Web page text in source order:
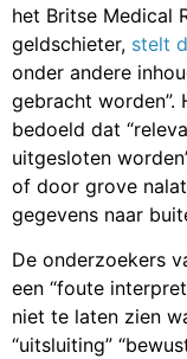
het Britse Medical
geldschieter, stelt
onder andere
gebracht
bedoeld dat
uitgesloten
of door grove
gegevens naar
De onderzoekers
een “foute
niet te laten zien
“uitsluiting”